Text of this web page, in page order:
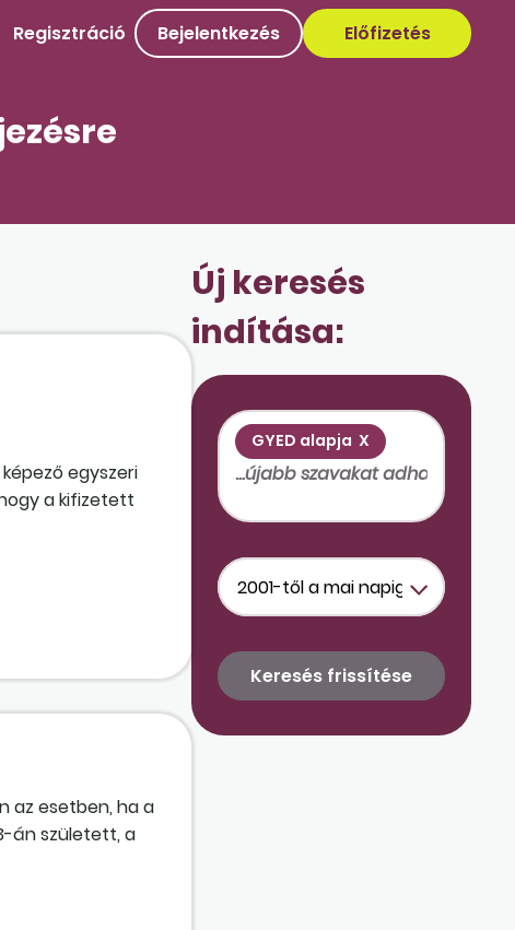
Regisztráció Bejelentkezés Előfizetés
egyszeri
a kifizetett
az esetben, ha a
án született, a
31.,
került.
09. 04. –
Új keresés
indítása:
GYED alapjaX